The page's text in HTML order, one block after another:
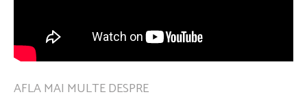
AFLA MAI MULTE DESPRE